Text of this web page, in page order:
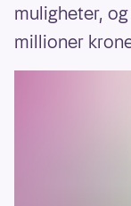
muligheter,
millioner